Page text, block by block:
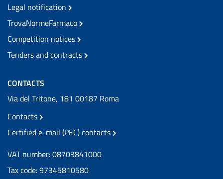
Legal notification
TrovaNormeFarmaco
Competition notices
Tenders and contracts
CONTACTS
Via del Tritone, 181 00187 Roma
Contacts
Certified e-mail (PEC) contacts
VAT number: 08703841000
Tax code: 97345810580